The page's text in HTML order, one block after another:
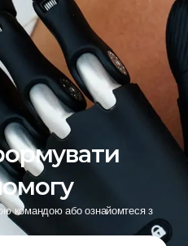
командою або ознайомтеся з